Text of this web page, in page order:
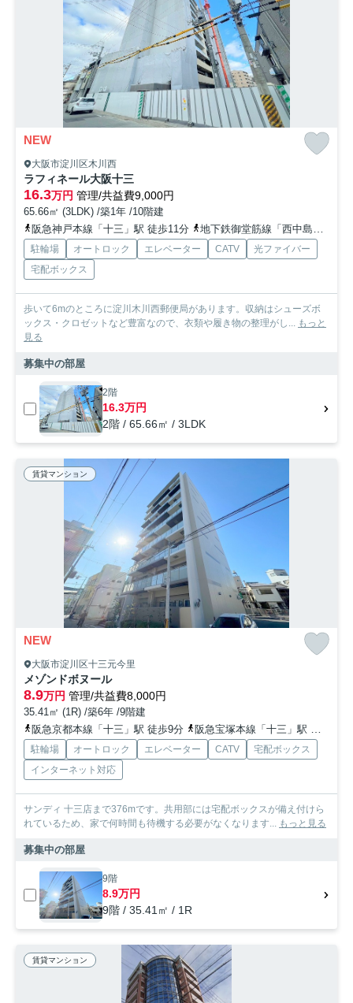
NEW
大阪市淀川区木川西
ラフィネール大阪十三
16.3万円 管理/共益費9,000円
65.66㎡ (3LDK) /築1年 /10階建
阪急神戸本線「十三」駅 徒歩11分
地下鉄御堂筋線「西中島南方」駅 徒歩13分
駐輪場 オートロック エレベーター CATV
光ファイバー
宅配ボックス
歩いて6mのところに淀川木川西郵便局があります。収納はシューズボ
ックス・クロゼットなど豊富なので、衣類や履き物の整理がし... もっと
見る
募集中の部屋
2階
16.3万円
2階 / 65.66㎡ / 3LDK
賃貸マンション
NEW
大阪市淀川区十三元今里
メゾンドボヌール
8.9万円 管理/共益費8,000円
35.41㎡ (1R) /築6年 /9階建
阪急京都本線「十三」駅 徒歩9分
阪急宝塚本線「十三」駅 徒歩9分
駐輪場 オートロック エレベーター CATV
宅配ボックス
インターネット対応
サンディ 十三店まで376mです。共用部には宅配ボックスが備え付けら
れているため、家で何時間も待機する必要がなくなります... もっと見る
募集中の部屋
9階
8.9万円
9階 / 35.41㎡ / 1R
賃貸マンション